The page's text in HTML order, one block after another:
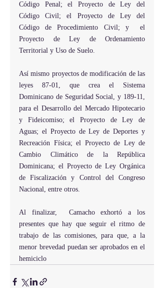
Código Penal; el Proyecto de Ley del
Código Civil; el Proyecto de Ley del
Código de Procedimiento Civil; y  el
Proyecto de Ley de Ordenamiento
Territorial y Uso de Suelo.
Así mismo proyectos de modificación de las
leyes 87-01, que crea el Sistema
Dominicano de Seguridad Social, y 189-11,
para el Desarrollo del Mercado Hipotecario
y Fideicomiso; el Proyecto de Ley de
Aguas; el Proyecto de Ley de Deportes y
Recreación Física; el Proyecto de Ley de
Cambio Climático de la República
Dominicana; el Proyecto de Ley Orgánica
de Fiscalización y Control del Congreso
Nacional, entre otros.
Al finalizar,  Camacho exhortó a los
presentes que hay que seguir el ritmo de
trabajo de las comisiones, para que, a la
menor brevedad puedan ser aprobados en el
hemiciclo